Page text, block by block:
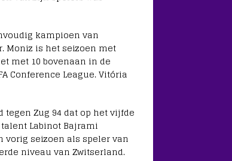
kampioen van
is het seizoen met
met 10 bovenaan in de
Conference League. Vitória
Zug 94 dat op het vijfde
Labinot Bajrami
seizoen als speler van
niveau van Zwitserland.